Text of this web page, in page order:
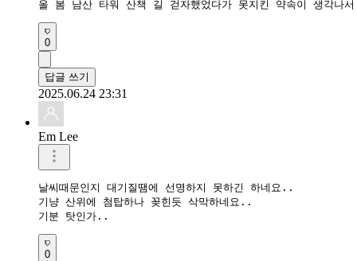
올 봄 남산 타워 산책 길 걷자했었다가 못지킨 약속이 생각나
0
답글 쓰기
2025.06.24 23:31
Em Lee
날씨때문인지 대기질땜에 선명하지 못하긴 하네요..
기냥 산위에 첨탑하나 꽂힌듯 삭막하네요..
기분 탓인가..
0